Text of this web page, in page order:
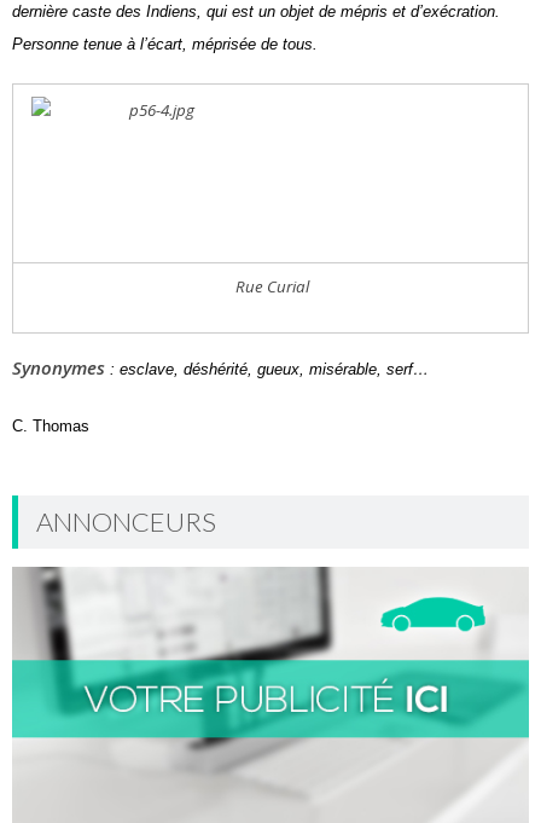
dernière caste des Indiens, qui est un objet de mépris et d’exécration.
Personne tenue à l’écart, méprisée de tous.
Rue Curial
Synonymes : esclave, déshérité, gueux, misérable, serf…
C. Thomas
ANNONCEURS